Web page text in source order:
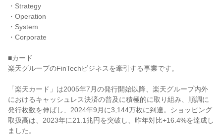
・Strategy
・Operation
・System
・Corporate
■カード
楽天グループのFinTechビジネスを牽引する事業です。
「楽天カード」は2005年7月の発行開始以降、楽天グループ内外
におけるキャッシュレス決済の普及に積極的に取り組み、順調に
発行枚数を伸ばし、2024年9月に3,144万枚に到達。ショッピング
取扱高は、2023年に21.1兆円を突破し、昨年対比+16.4%を達成し
ました。